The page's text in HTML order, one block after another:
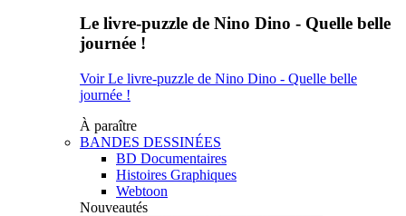
Le livre-puzzle de Nino Dino - Quelle belle
journée !
Voir Le livre-puzzle de Nino Dino - Quelle belle
journée !
À paraître
BANDES DESSINÉES
BD Documentaires
Histoires Graphiques
Webtoon
Nouveautés